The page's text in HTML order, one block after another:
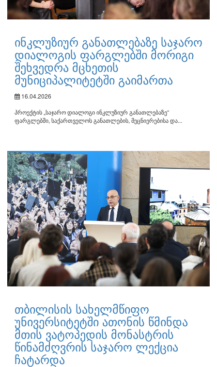
ინკლუზიურ განათლებაზე საჯარო
დიალოგის ფარგლებში მორიგი
შეხვედრა მცხეთის
მუნიციპალიტეტში გაიმართა
16.04.2026
პროექტის „საჯარო დიალოგი ინკლუზიურ განათლებაზე“
ფარგლებში, საქართველოს განათლების, მეცნიერებისა და...
თბილისის სახელმწიფო
უნივერსიტეტში ათონის წმინდა
მთის ვატოპედის მონასტრის
წინამძღვრის საჯარო ლექცია
ჩატარდა